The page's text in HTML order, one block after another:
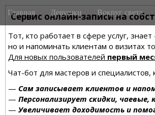
Сервис онлайн-записи на
Тот, кто работает в сфере услуг,
но и напоминать клиентам о
Для новых пользователей первый
Чат-бот для мастеров и
— Сам записывает клиентов и
— Персонализирует скидки,
— Увеличивает доходимость и
M
a
n
m
e
n
u
i
Главная Девушки Вокруг света